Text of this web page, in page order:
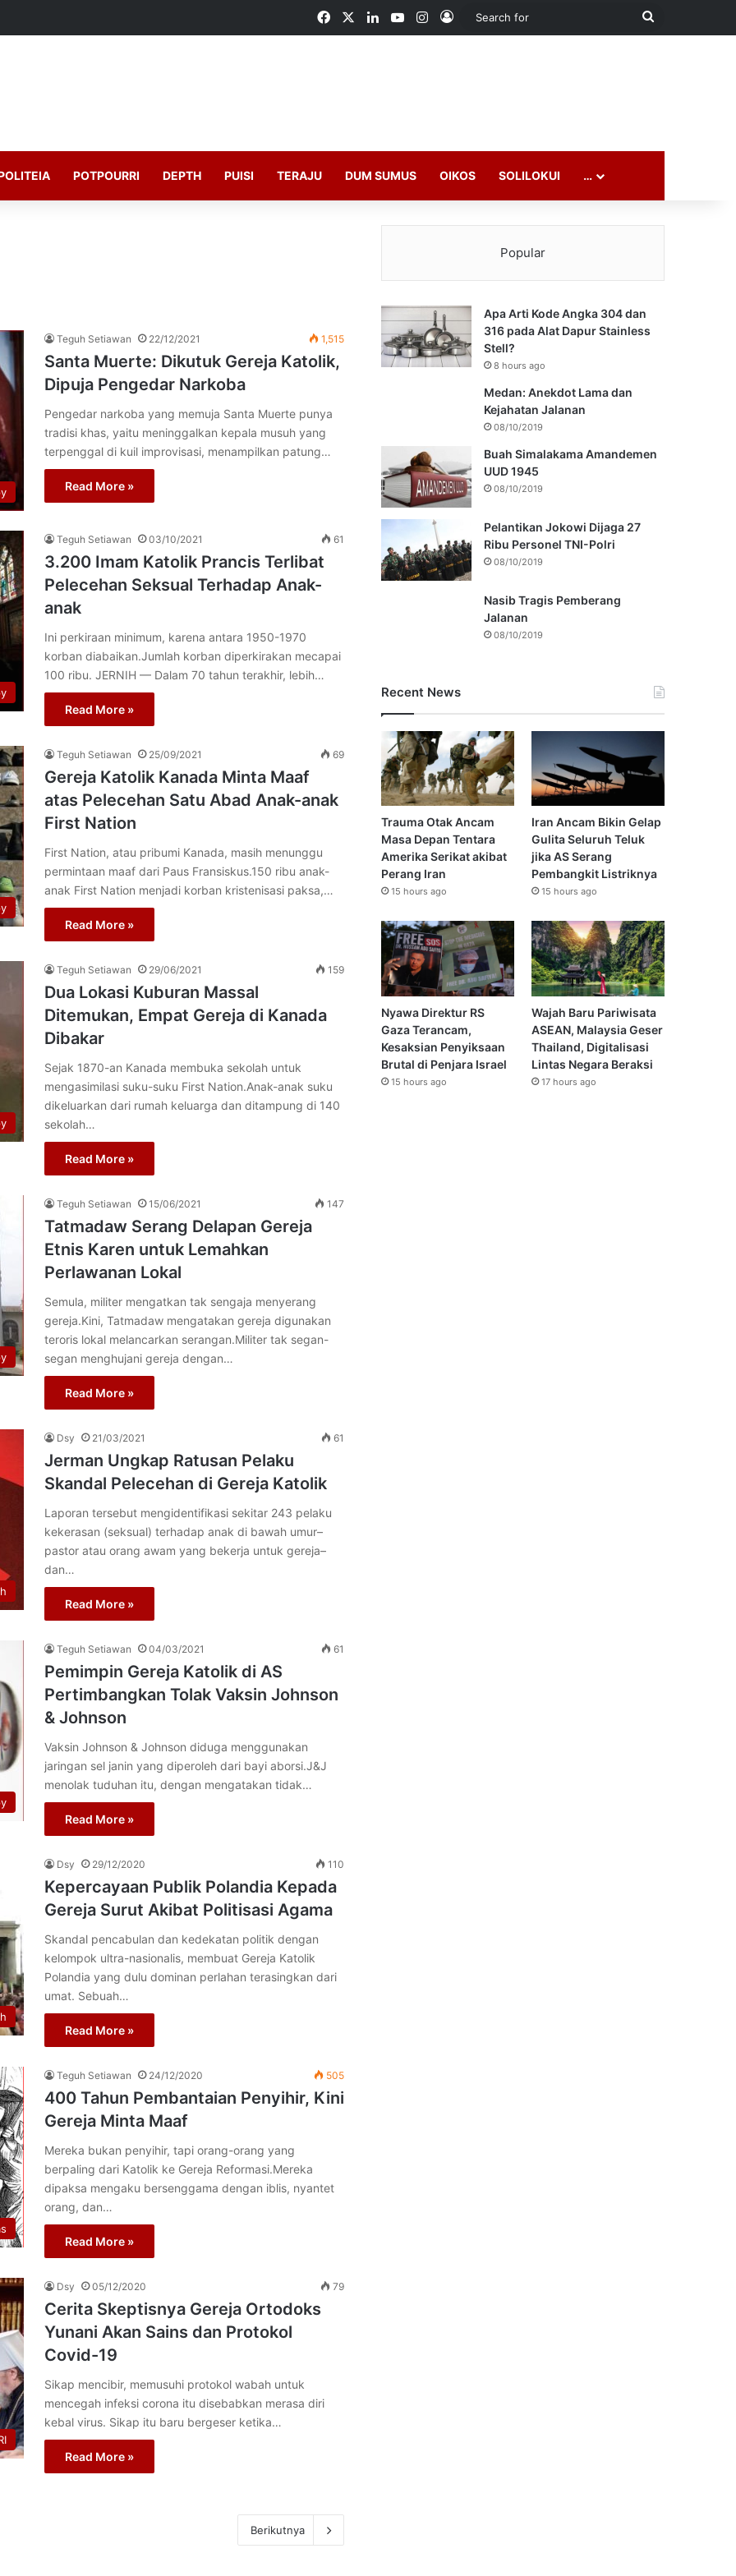
FacebookLinkedInYouTubeInstagram
Log In
Search
POTPOURRI DEPTH PUISI TERAJU DUM SUMUS OIKOS SOLILOKUI …
Teguh Setiawan 22/12/2021 1,515
Santa Muerte: Dikutuk Gereja Katolik,
Dipuja Pengedar Narkoba
Pengedar narkoba yang memuja Santa Muerte punya
tradisi khas, yaitu meninggalkan kepala musuh yang
terpenggal di kuil improvisasi, menampilkan patung…
Read More »
Teguh Setiawan 03/10/2021 61
3.200 Imam Katolik Prancis Terlibat
Pelecehan Seksual Terhadap Anak-
anak
Ini perkiraan minimum, karena antara 1950-1970
korban diabaikan.Jumlah korban diperkirakan mecapai
100 ribu. JERNIH — Dalam 70 tahun terakhir, lebih…
Read More »
Teguh Setiawan 25/09/2021 69
Gereja Katolik Kanada Minta Maaf
atas Pelecehan Satu Abad Anak-anak
First Nation
First Nation, atau pribumi Kanada, masih menunggu
permintaan maaf dari Paus Fransiskus.150 ribu anak-
anak First Nation menjadi korban kristenisasi paksa,…
Read More »
Teguh Setiawan 29/06/2021 159
Dua Lokasi Kuburan Massal
Ditemukan, Empat Gereja di Kanada
Dibakar
Sejak 1870-an Kanada membuka sekolah untuk
mengasimilasi suku-suku First Nation.Anak-anak suku
dikeluarkan dari rumah keluarga dan ditampung di 140
sekolah…
Read More »
Teguh Setiawan 15/06/2021 147
Tatmadaw Serang Delapan Gereja
Etnis Karen untuk Lemahkan
Perlawanan Lokal
Semula, militer mengatkan tak sengaja menyerang
gereja.Kini, Tatmadaw mengatakan gereja digunakan
teroris lokal melancarkan serangan.Militer tak segan-
segan menghujani gereja dengan…
Read More »
Dsy 21/03/2021 61
Jerman Ungkap Ratusan Pelaku
Skandal Pelecehan di Gereja Katolik
Laporan tersebut mengidentifikasi sekitar 243 pelaku
kekerasan (seksual) terhadap anak di bawah umur–
pastor atau orang awam yang bekerja untuk gereja–
dan…
Read More »
Teguh Setiawan 04/03/2021 61
Pemimpin Gereja Katolik di AS
Pertimbangkan Tolak Vaksin Johnson
& Johnson
Vaksin Johnson & Johnson diduga menggunakan
jaringan sel janin yang diperoleh dari bayi aborsi.J&J
menolak tuduhan itu, dengan mengatakan tidak…
Read More »
Dsy 29/12/2020 110
Kepercayaan Publik Polandia Kepada
Gereja Surut Akibat Politisasi Agama
Skandal pencabulan dan kedekatan politik dengan
kelompok ultra-nasionalis, membuat Gereja Katolik
Polandia yang dulu dominan perlahan terasingkan dari
umat. Sebuah…
Read More »
Teguh Setiawan 24/12/2020 505
400 Tahun Pembantaian Penyihir, Kini
Gereja Minta Maaf
Mereka bukan penyihir, tapi orang-orang yang
berpaling dari Katolik ke Gereja Reformasi.Mereka
dipaksa mengaku bersenggama dengan iblis, nyantet
orang, dan…
Read More »
Dsy 05/12/2020 79
Cerita Skeptisnya Gereja Ortodoks
Yunani Akan Sains dan Protokol
Covid-19
Sikap mencibir, memusuhi protokol wabah untuk
mencegah infeksi corona itu disebabkan merasa diri
kebal virus. Sikap itu baru bergeser ketika…
Read More »
Berikutnya
Popular
Apa Arti Kode Angka 304 dan
316 pada Alat Dapur Stainless
Stell?
8 hours ago
Medan: Anekdot Lama dan
Kejahatan Jalanan
08/10/2019
Buah Simalakama Amandemen
UUD 1945
08/10/2019
Pelantikan Jokowi Dijaga 27
Ribu Personel TNI-Polri
08/10/2019
Nasib Tragis Pemberang
Jalanan
08/10/2019
Recent News
Trauma Otak Ancam
Masa Depan Tentara
Amerika Serikat akibat
Perang Iran
15 hours ago
Iran Ancam Bikin Gelap
Gulita Seluruh Teluk
jika AS Serang
Pembangkit Listriknya
15 hours ago
Nyawa Direktur RS
Gaza Terancam,
Kesaksian Penyiksaan
Brutal di Penjara Israel
15 hours ago
Wajah Baru Pariwisata
ASEAN, Malaysia Geser
Thailand, Digitalisasi
Lintas Negara Beraksi
17 hours ago